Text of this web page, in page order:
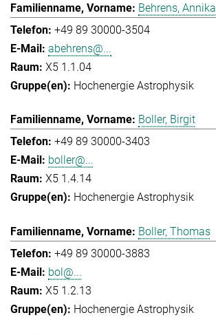
Behrens, Annika
+49 89 30000-3504
abehrens@...
X5 1.1.04
Hochenergie Astrophysik
Boller, Birgit
+49 89 30000-3403
boller@...
X5 1.4.14
Hochenergie Astrophysik
Boller, Thomas
+49 89 30000-3883
bol@...
X5 1.2.13
Hochenergie Astrophysik